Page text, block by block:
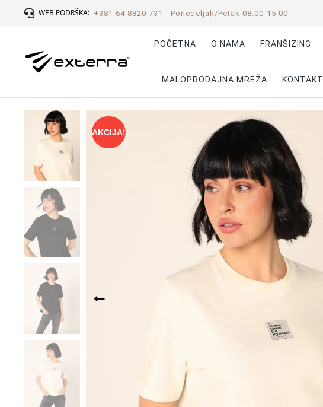
WEB PODRŠKA: +381 64 8820 731 - Ponedeljak/Petak 08:00-15:00
POČETNA O NAMA FRANŠIZING
MALOPRODAJNA MREŽA KONTAKT
AKCIJA!